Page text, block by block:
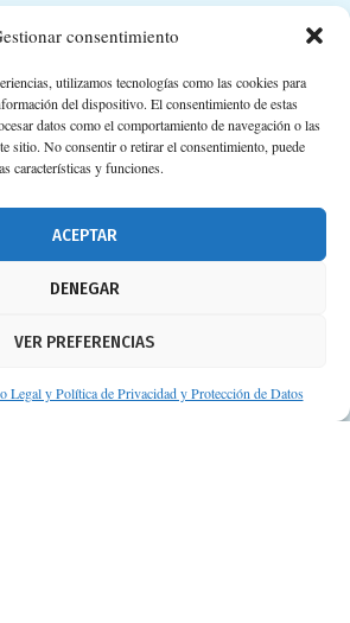
consentimiento
utilizamos tecnologías como las cookies para
del dispositivo. El consentimiento de estas
datos como el comportamiento de navegación o las
sitio. No consentir o retirar el consentimiento, puede
características y funciones.
ACEPTAR
DENEGAR
VER PREFERENCIAS
Legal y Política de Privacidad y Protección de Datos